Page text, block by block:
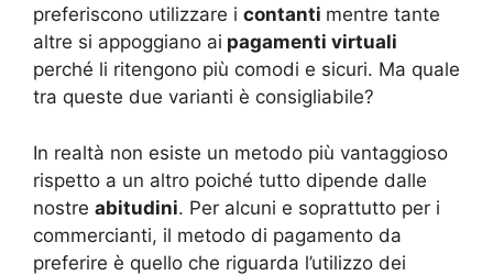
preferiscono utilizzare i contanti mentre tante
altre si appoggiano ai pagamenti virtuali
perché li ritengono più comodi e sicuri. Ma quale
tra queste due varianti è consigliabile?
In realtà non esiste un metodo più vantaggioso
rispetto a un altro poiché tutto dipende dalle
nostre abitudini. Per alcuni e soprattutto per i
commercianti, il metodo di pagamento da
preferire è quello che riguarda l’utilizzo dei